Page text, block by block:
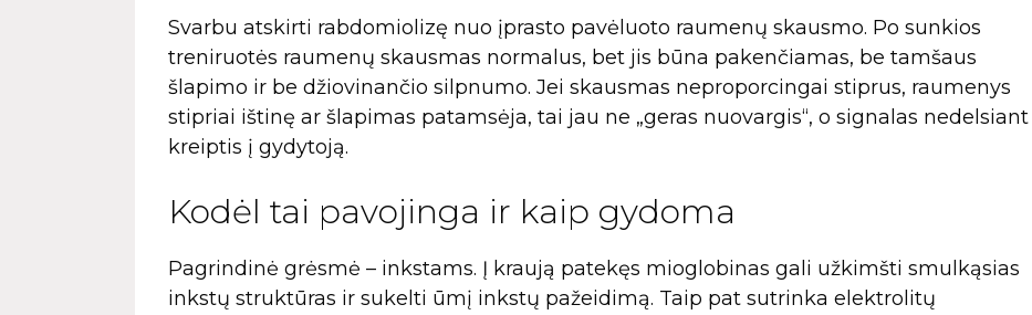
Svarbu atskirti rabdomiolizę nuo įprasto pavėluoto raumenų skausmo. Po sunkios
treniruotės raumenų skausmas normalus, bet jis būna pakenčiamas, be tamšaus
šlapimo ir be džiovinančio silpnumo. Jei skausmas neproporcingai stiprus, raumenys
stipriai ištinę ar šlapimas patamsėja, tai jau ne „geras nuovargis“, o signalas nedelsiant
kreiptis į gydytoją.
Kodėl tai pavojinga ir kaip gydoma
Pagrindinė grėsmė – inkstams. Į kraują patekęs mioglobinas gali užkimšti smulkąsias
inkstų struktūras ir sukelti ūmį inkstų pažeidimą. Taip pat sutrinka elektrolitų